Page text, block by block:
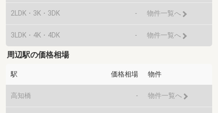
2LDK・3K・3DK - 物件一覧へ
3LDK・4K・4DK - 物件一覧へ
周辺駅の価格相場
駅 価格相場 物件
高知橋 - 物件一覧へ